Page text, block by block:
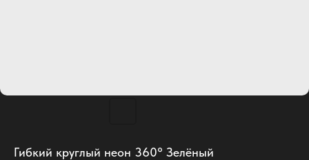
Гибкий круглый неон 360° Зелёный